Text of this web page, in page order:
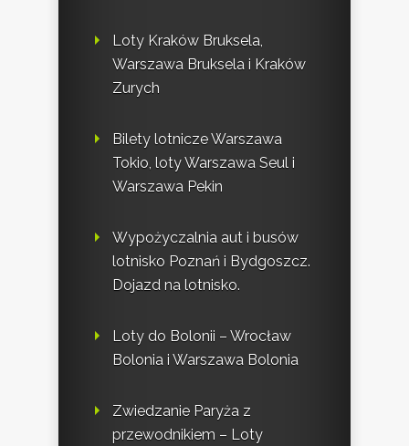
Loty Kraków Bruksela,
Warszawa Bruksela i Kraków
Zurych
Bilety lotnicze Warszawa
Tokio, loty Warszawa Seul i
Warszawa Pekin
Wypożyczalnia aut i busów
lotnisko Poznań i Bydgoszcz.
Dojazd na lotnisko.
Loty do Bolonii – Wrocław
Bolonia i Warszawa Bolonia
Zwiedzanie Paryża z
przewodnikiem – Loty